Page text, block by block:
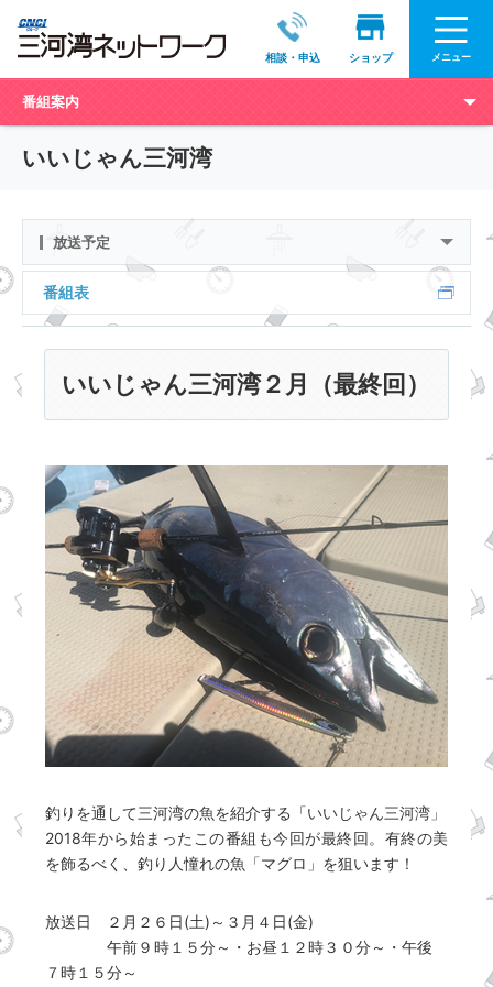
相談・申込 ショップ メニュー
番組案内
いいじゃん三河湾
放送予定
番組表
いいじゃん三河湾２月（最終回）
釣りを通して三河湾の魚を紹介する「いいじゃん三河湾」
2018年から始まったこの番組も今回が最終回。有終の美
を飾るべく、釣り人憧れの魚「マグロ」を狙います！
放送日 ２月２６日(土)～３月４日(金)
午前９時１５分～・お昼１２時３０分～・午後
７時１５分～